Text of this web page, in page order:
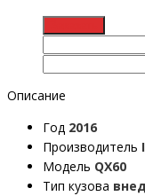
Описание
Год 2016
Производитель
Модель QX60
Тип кузова